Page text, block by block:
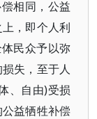
相同，公益
，即个人利
民众予以弥
失，至于人
、自由)受损
益牺牲补偿